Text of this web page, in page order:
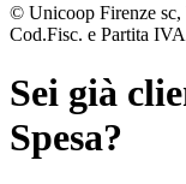
© Unicoop Firenze sc,
Cod.Fisc. e Partita
Sei già
Spesa?